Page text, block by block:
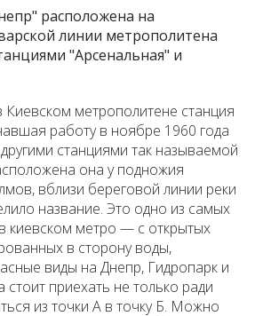
расположена на
линии метрополитена
"Арсенальная" и
метрополитене станция
работу в ноябре 1960 года
станциями так называемой
она у подножия
вблизи береговой линии реки
название. Это одно из самых
киевском метро — с открытых
в сторону воды,
виды на Днепр, Гидропарк и
приехать не только ради
из точки А в точку Б. Можно